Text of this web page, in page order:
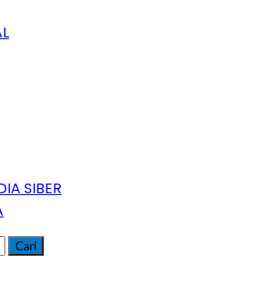
SIBER